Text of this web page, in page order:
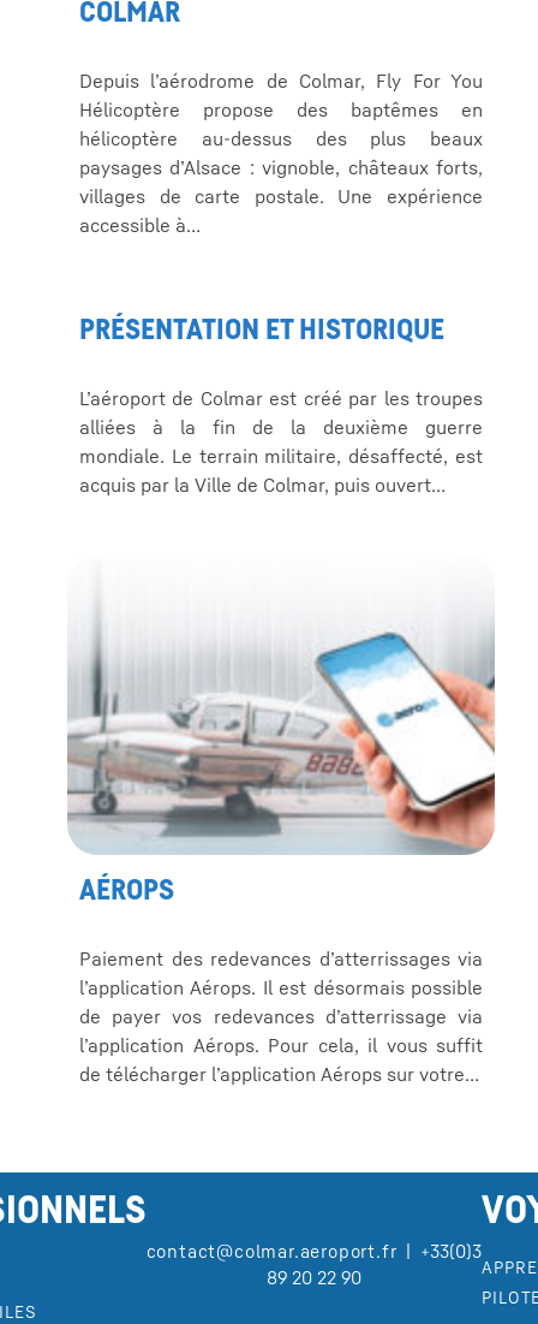
COLMAR
Depuis l’aérodrome de Colmar, Fly For You
Hélicoptère propose des baptêmes en
hélicoptère au-dessus des plus beaux
paysages d’Alsace : vignoble, châteaux forts,
villages de carte postale. Une expérience
accessible à…
PRÉSENTATION ET HISTORIQUE
L’aéroport de Colmar est créé par les troupes
alliées à la fin de la deuxième guerre
mondiale. Le terrain militaire, désaffecté, est
acquis par la Ville de Colmar, puis ouvert…
AÉROPS
Paiement des redevances d’atterrissages via
l’application Aérops. Il est désormais possible
de payer vos redevances d’atterrissage via
l’application Aérops. Pour cela, il vous suffit
de télécharger l’application Aérops sur votre…
contact@colmar.aeroport.fr | +33(0)3
89 20 22 90